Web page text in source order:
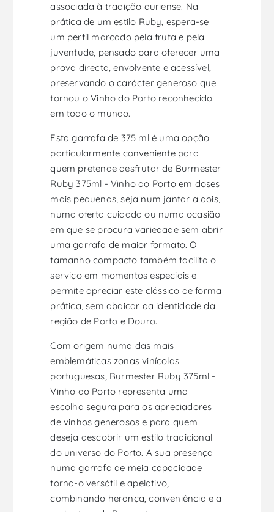
associada à tradição duriense. Na
prática de um estilo Ruby, espera-se
um perfil marcado pela fruta e pela
juventude, pensado para oferecer uma
prova directa, envolvente e acessível,
preservando o carácter generoso que
tornou o Vinho do Porto reconhecido
em todo o mundo.
Esta garrafa de 375 ml é uma opção
particularmente conveniente para
quem pretende desfrutar de Burmester
Ruby 375ml - Vinho do Porto em doses
mais pequenas, seja num jantar a dois,
numa oferta cuidada ou numa ocasião
em que se procura variedade sem abrir
uma garrafa de maior formato. O
tamanho compacto também facilita o
serviço em momentos especiais e
permite apreciar este clássico de forma
prática, sem abdicar da identidade da
região de Porto e Douro.
Com origem numa das mais
emblemáticas zonas vinícolas
portuguesas, Burmester Ruby 375ml -
Vinho do Porto representa uma
escolha segura para os apreciadores
de vinhos generosos e para quem
deseja descobrir um estilo tradicional
do universo do Porto. A sua presença
numa garrafa de meia capacidade
torna-o versátil e apelativo,
combinando herança, conveniência e a